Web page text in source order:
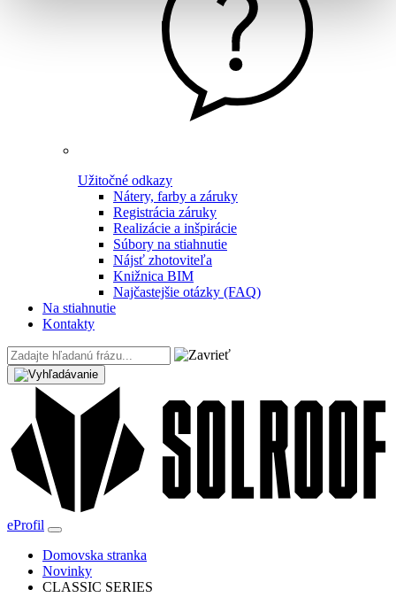
Užitočné odkazy
Nátery, farby a záruky
Registrácia záruky
Realizácie a inšpirácie
Súbory na stiahnutie
Nájsť zhotoviteľa
Knižnica BIM
Najčastejšie otázky (FAQ)
Na stiahnutie
Kontakty
eProfil
Domovska stranka
Novinky
CLASSIC SERIES